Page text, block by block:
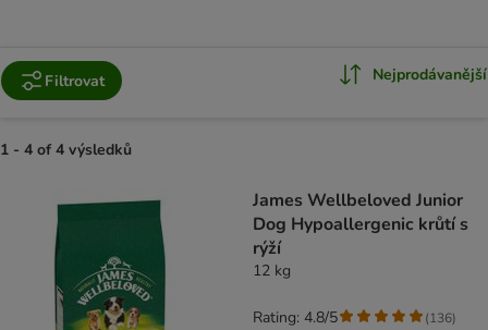
Filtrovat Nejprodávanější
1 - 4 of 4 výsledků
James Wellbeloved Junior
Dog Hypoallergenic krůtí s
rýží
12 kg
Rating: 4.8/5 (136)